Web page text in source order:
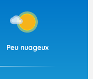
Peu nuageux